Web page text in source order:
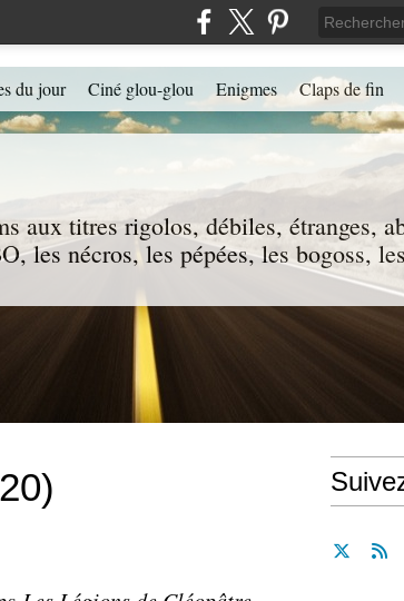
aux titres rigolos, débiles, étranges,
les nécros, les pépées, les bogoss,
du jour Ciné glou-glou Enigmes Claps de fin